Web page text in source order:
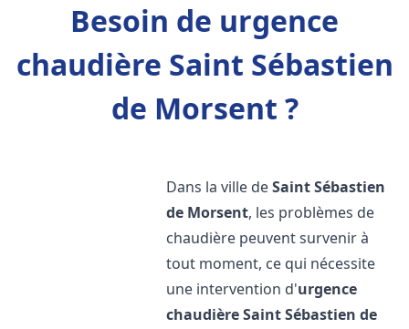
Besoin de urgence
chaudière Saint Sébastien
de Morsent ?
Dans la ville deSaint Sébastien
de Morsent, les problèmes de
chaudière peuvent survenir à
tout moment, ce qui nécessite
une intervention d'urgence
chaudièreSaint Sébastien de